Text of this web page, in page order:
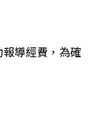
報導經費，為確